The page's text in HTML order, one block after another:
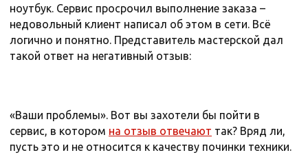
ноутбук. Сервис просрочил выполнение заказа –
недовольный клиент написал об этом в сети. Всё
логично и понятно. Представитель мастерской дал
такой ответ на негативный отзыв:
«Ваши проблемы». Вот вы захотели бы пойти в
сервис, в котором на отзыв отвечают так? Вряд ли,
пусть это и не относится к качеству починки техники.